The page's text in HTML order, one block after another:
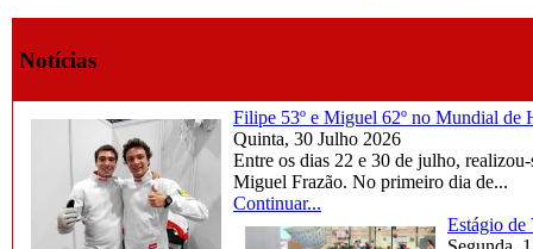
Notícias
Filipe 53º e Miguel 62º no Mundial de
Quinta, 30 Julho 2026
Entre os dias 22 e 30 de julho,
Miguel Frazão. No primeiro dia de...
Continuar...
Estágio de